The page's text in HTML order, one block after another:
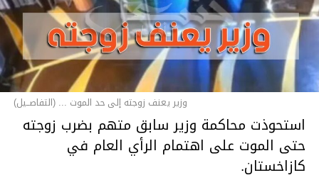
وزير يعنف زوجته إلى حد الموت ... (التفاصــيل)
استحوذت محاكمة وزير سابق متهم بضرب زوجته
حتى الموت على اهتمام الرأي العام في
كازاخستان.